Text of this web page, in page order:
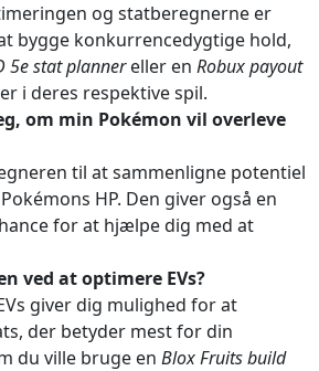
og statberegnerne er
bygge konkurrencedygtige hold,
5e stat plannereller en Robux payout
i deres respektive spil.
om min Pokémon vil overleve
til at sammenligne potentiel
HP. Den giver også en
for at hjælpe dig med at
ved at optimere EVs?
giver dig mulighed for at
der betyder mest for din
du ville bruge en Blox Fruits build